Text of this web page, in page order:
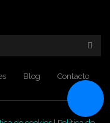
Blog Contacto